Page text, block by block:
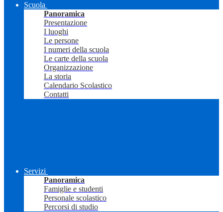
Scuola
Panoramica
Presentazione
I luoghi
Le persone
I numeri della scuola
Le carte della scuola
Organizzazione
La storia
Calendario Scolastico
Contatti
Servizi
Panoramica
Famiglie e studenti
Personale scolastico
Percorsi di studio